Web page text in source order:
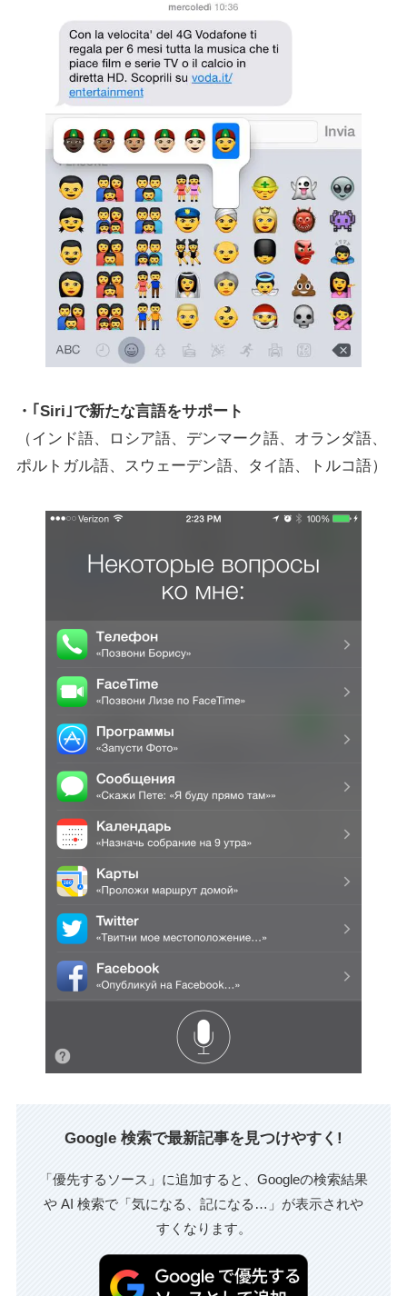
・｢Siri｣で新たな言語をサポート
（インド語、ロシア語、デンマーク語、オランダ語、
ポルトガル語、スウェーデン語、タイ語、トルコ語）
Google 検索で最新記事を見つけやすく!
「優先するソース」に追加すると、Googleの検索結果
や AI 検索で「気になる、記になる…」が表示されや
すくなります。